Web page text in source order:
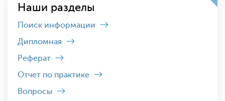
Наши разделы
Поиск информации
Дипломная
Реферат
Отчет по практике
Вопросы